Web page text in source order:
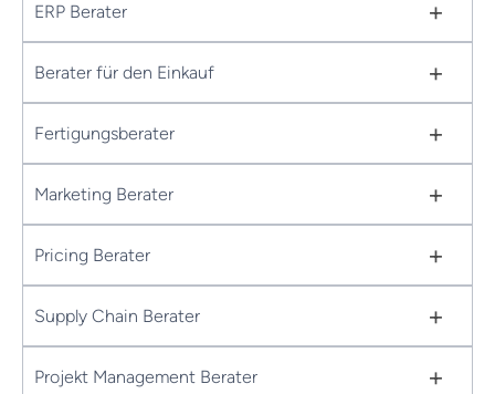
ERP Berater +
Berater für den Einkauf +
Fertigungsberater +
Marketing Berater +
Pricing Berater +
Supply Chain Berater +
Projekt Management Berater +